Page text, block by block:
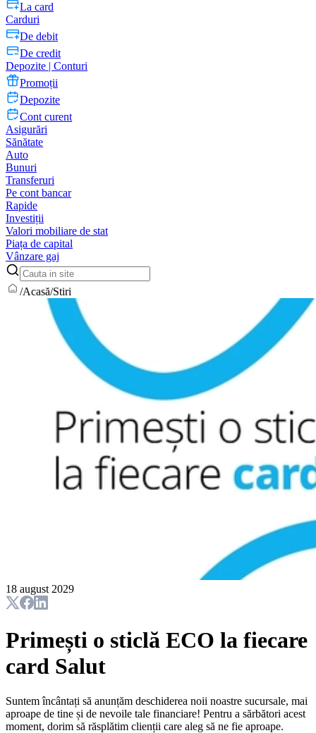
La card
Carduri
De debit
De credit
Depozite | Conturi
Promoții
Depozite
Cont curent
Asigurări
Sănătate
Auto
Bunuri
Transferuri
Pe cont bancar
Rapide
Investiții
Valori mobiliare de stat
Piața de capital
Vânzare gaj
/Acasă/Stiri
18 august 2029
Primești o sticlă ECO la fiecare
card Salut
Suntem încântați să anunțăm deschiderea noii noastre sucursale, mai
aproape de tine și de nevoile tale financiare! Pentru a sărbători acest
moment, dorim să răsplătim clienții care aleg să ne fie aproape.